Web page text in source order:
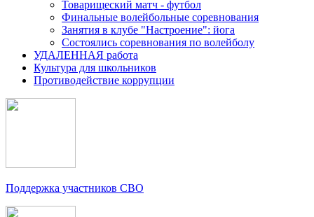
Товарищеский матч - футбол
Финальные волейбольные соревнования
Занятия в клубе "Настроение": йога
Состоялись соревнования по волейболу
УДАЛЕННАЯ работа
Культура для школьников
Противодействие коррупции
Поддержка участников СВО